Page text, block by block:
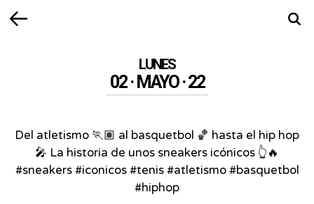
LUNES
02 · MAYO · 22
Del atletismo 🏃🏽 al basquetbol 🏀 hasta el hip hop
🎤 La historia de unos sneakers icónicos 👆🔥
#sneakers #iconicos #tenis #atletismo #basquetbol
#hiphop